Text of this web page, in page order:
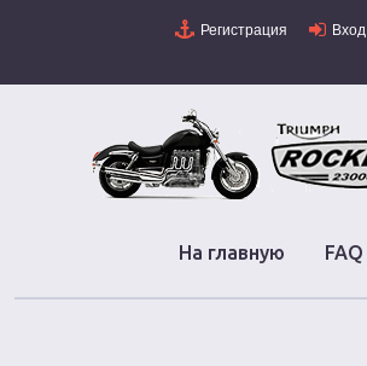
Регистрация Вход
На главную FAQ